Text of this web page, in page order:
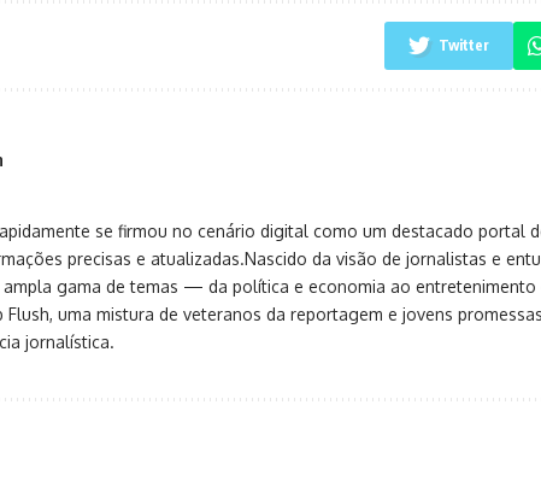
Twitter
se firmou no cenário digital como um destacado portal
precisas e atualizadas.Nascido da visão de jornalistas e
gama de temas — da política e economia ao entretenimento
uma mistura de veteranos da reportagem e jovens
jornalística.